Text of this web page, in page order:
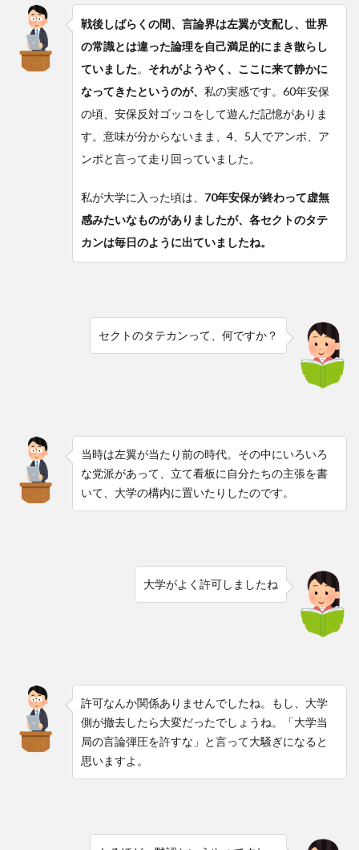
戦後しばらくの間、言論界は左翼が支配し、世界
の常識とは違った論理を自己満足的にまき散らし
ていました。 それがようやく、ここに来て静かに
なってきたというのが、 私の実感です。60年安保
の頃、安保反対ゴッコをして遊んだ記憶がありま
す。意味が分からないまま、4、5人でアンポ、ア
ンポと言って走り回っていました。
私が大学に入った頃は、 70年安保が終わって虚無
感みたいなものがありましたが、各セクトのタテ
カンは毎日のように出ていましたね。
セクトのタテカンって、何ですか？
当時は左翼が当たり前の時代。その中にいろいろ
な党派があって、立て看板に自分たちの主張を書
いて、大学の構内に置いたりしたのです。
大学がよく許可しましたね
許可なんか関係ありませんでしたね。もし、大学
側が撤去したら大変だったでしょうね。「大学当
局の言論弾圧を許すな」と言って大騒ぎになると
思いますよ。